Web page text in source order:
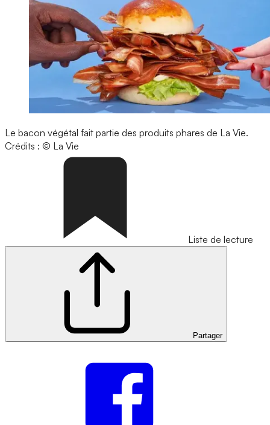
Le bacon végétal fait partie des produits phares de La Vie.
Crédits : © La Vie
Liste de lecture
Partager